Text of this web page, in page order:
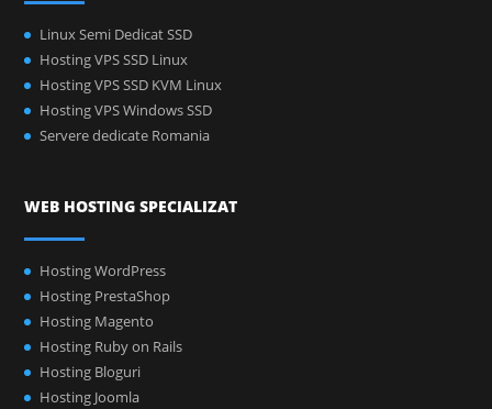
Linux Semi Dedicat SSD
Hosting VPS SSD Linux
Hosting VPS SSD KVM Linux
Hosting VPS Windows SSD
Servere dedicate Romania
WEB HOSTING SPECIALIZAT
Hosting WordPress
Hosting PrestaShop
Hosting Magento
Hosting Ruby on Rails
Hosting Bloguri
Hosting Joomla